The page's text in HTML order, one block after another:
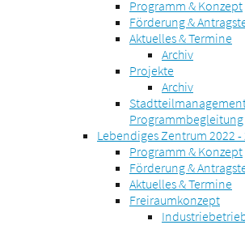
Programm & Konzept
Förderung &
Aktuelles & Termine
Archiv
Projekte
Archiv
Programmbegleitung
Lebendiges Zentrum 2022 -
Programm & Konzept
Förderung &
Aktuelles & Termine
Freiraumkonzept